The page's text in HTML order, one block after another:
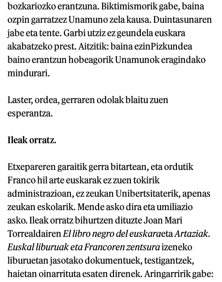
bozkariozko erantzuna. Biktimismorik gabe, baina
ozpin garratzez Unamuno zela kausa. Duintasunaren
jabe eta tente. Garbi utziz ez geundela euskara
akabatzeko prest. Aitzitik: baina ezinPizkundea
baino erantzun hobeagorik Unamunok eragindako
mindurari.
Laster, ordea, gerraren odolak blaitu zuen
esperantza.
Ileak orratz.
Etxepareren garaitik gerra bitartean, eta ordutik
Franco hil arte euskarak ez zuen tokirik
administrazioan, ez zeukan Unibertsitaterik, apenas
zeukan eskolarik. Mende asko dira eta umiliazio
asko. Ileak orratz bihurtzen dituzte Joan Mari
Torrealdairen El libro negro del euskaraetaArtaziak.
Euskal liburuak eta Francoren zentsuraizeneko
liburuetan jasotako dokumentuek, testigantzek,
haietan oinarrituta esaten direnek. Aringarririk gabe: